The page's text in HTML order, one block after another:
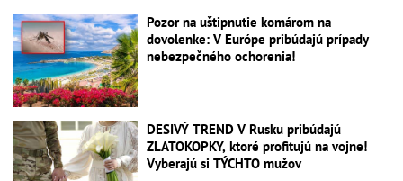
Pozor na uštipnutie komárom na
dovolenke: V Európe pribúdajú prípady
nebezpečného ochorenia!
DESIVÝ TREND V Rusku pribúdajú
ZLATOKOPKY, ktoré profitujú na vojne!
Vyberajú si TÝCHTO mužov